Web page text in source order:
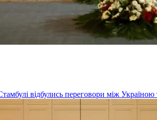
відбулись переговори між